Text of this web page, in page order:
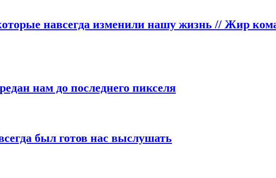
навсегда изменили нашу жизнь // Жир
нам до последнего пикселя
был готов нас выслушать